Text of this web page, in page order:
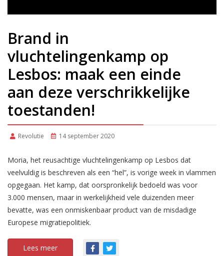
Brand in
vluchtelingenkamp op
Lesbos: maak een einde
aan deze verschrikkelijke
toestanden!
Revolutie 14 september 2020
Moria, het reusachtige vluchtelingenkamp op Lesbos dat
veelvuldig is beschreven als een “hel”, is vorige week in vlammen
opgegaan. Het kamp, dat oorspronkelijk bedoeld was voor
3.000 mensen, maar in werkelijkheid vele duizenden meer
bevatte, was een onmiskenbaar product van de misdadige
Europese migratiepolitiek.
Lees meer